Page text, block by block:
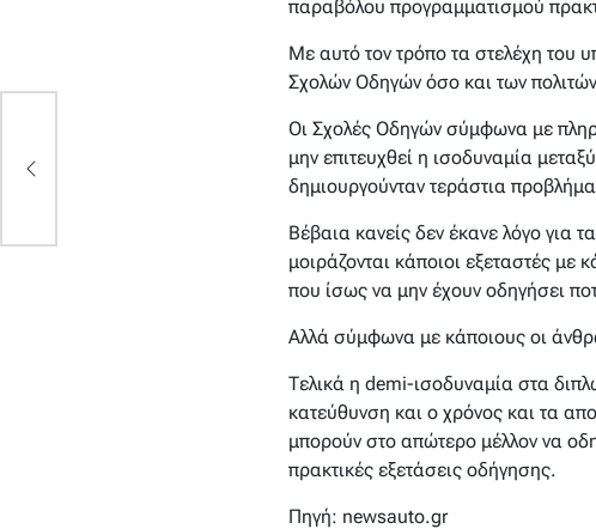
παραβόλου προγραμματισμού
Με αυτό τον τρόπο τα στελέχη του
Σχολών Οδηγών όσο και των
Οι Σχολές Οδηγών σύμφωνα με
μην επιτευχθεί η ισοδυναμία
δημιουργούνταν τεράστια
Βέβαια κανείς δεν έκανε λόγο για
μοιράζονται κάποιοι εξεταστές
που ίσως να μην έχουν οδηγήσει
Αλλά σύμφωνα με κάποιους οι
Τελικά η demi-ισοδυναμία στα
κατεύθυνση και ο χρόνος και τα
μπορούν στο απώτερο μέλλον να
πρακτικές εξετάσεις οδήγησης.
Πηγή: newsauto.gr